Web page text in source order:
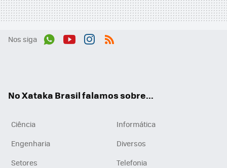
Nos siga
No Xataka Brasil falamos sobre...
Ciência
Informática
Engenharia
Diversos
Setores
Telefonia